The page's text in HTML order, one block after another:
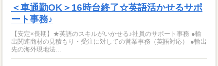
＜車通勤OK＞16時台終了☆英語活かせるサポ
ート事務♪
【安定×長期】★英語のスキルがいかせる♪社員のサポート事務 ●輸
出関連商材の見積もり・受注に対しての営業事務（英語対応） ●輸出
先の海外現地法...